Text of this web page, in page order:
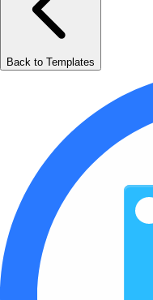
Back to Templates